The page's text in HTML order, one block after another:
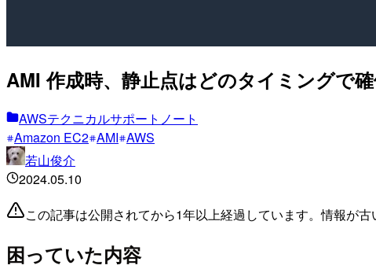
AMI 作成時、静止点はどのタイミングで
AWSテクニカルサポートノート
Amazon EC2 AMI AWS
若山俊介
2024.05.10
この記事は公開されてから1年以上経過しています。情報が古
困っていた内容